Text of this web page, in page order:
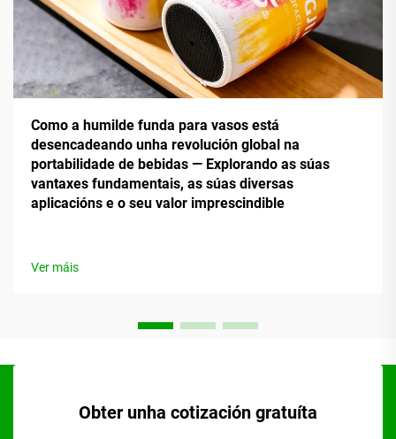
Como a humilde funda para vasos está
desencadeando unha revolución global na
portabilidade de bebidas — Explorando as súas
vantaxes fundamentais, as súas diversas
aplicacións e o seu valor imprescindible
Ver máis
Obter unha cotización gratuíta